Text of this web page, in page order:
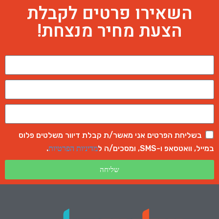
השאירו פרטים לקבלת
הצעת מחיר מנצחת!
בשליחת הפרטים אני מאשר/ת קבלת דיוור משלטים פלוס
במייל, וואטסאפ ו-SMS, ומסכים/ה ל
מדיניות הפרטיות.
שליחה